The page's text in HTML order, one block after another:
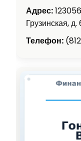
Адрес:
Грузинская,
Телефон: